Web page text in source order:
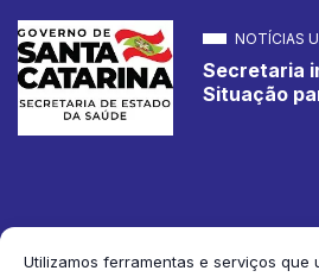
Utilizamos ferramentas e serviços que
NOTÍCIAS
Secretaria
Situação